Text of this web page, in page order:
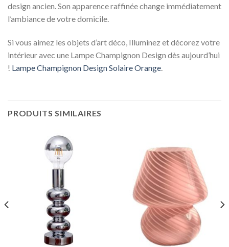
design ancien. Son apparence raffinée change immédiatement
l’ambiance de votre domicile.
Si vous aimez les objets d’art déco, Illuminez et décorez votre
intérieur avec une Lampe Champignon Design dès aujourd’hui
! Lampe Champignon Design Solaire Orange
PRODUITS SIMILAIRES